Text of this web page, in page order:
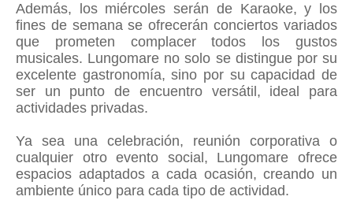
Además, los miércoles serán de Karaoke, y los
fines de semana se ofrecerán conciertos variados
que prometen complacer todos los gustos
musicales. Lungomare no solo se distingue por su
excelente gastronomía, sino por su capacidad de
ser un punto de encuentro versátil, ideal para
actividades privadas.
Ya sea una celebración, reunión corporativa o
cualquier otro evento social, Lungomare ofrece
espacios adaptados a cada ocasión, creando un
ambiente único para cada tipo de actividad.